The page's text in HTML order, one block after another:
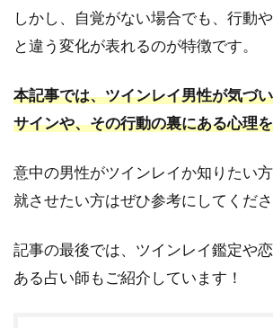
しかし、自覚がない場合でも、行動
と違う変化が表れるのが特徴です。
本記事では、ツインレイ男性が気づ
サインや、その行動の裏にある心理
意中の男性がツインレイか知りたい
就させたい方はぜひ参考にしてくださ
記事の最後では、ツインレイ鑑定や
ある占い師もご紹介しています！